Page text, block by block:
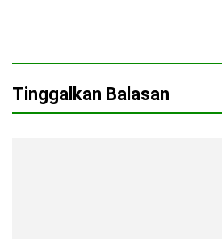
Tinggalkan Balasan